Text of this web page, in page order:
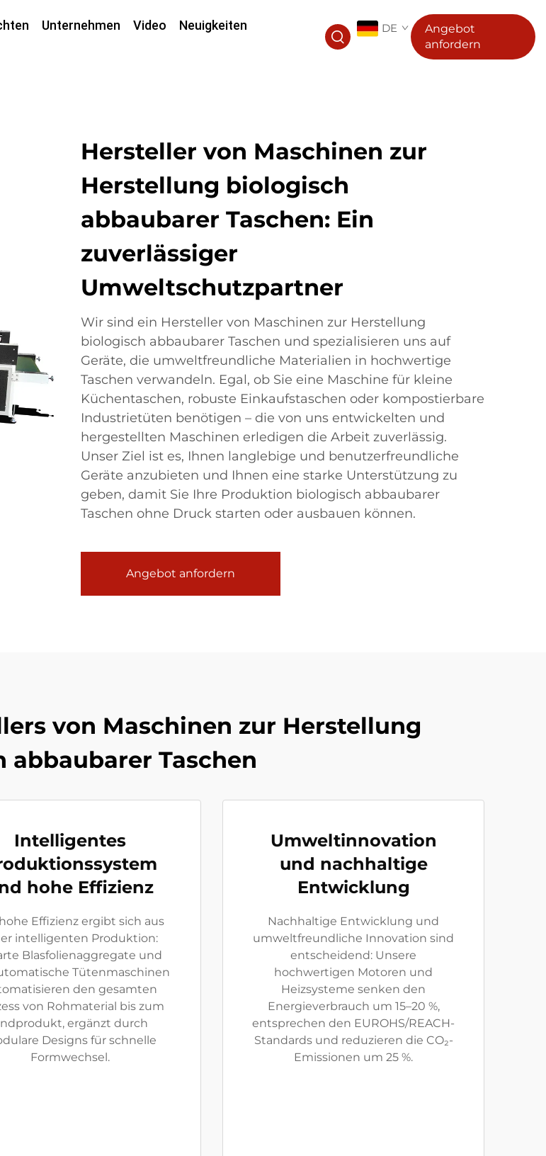
Unternehmen Video
Neuigkeiten
DE
Angebot
anfordern
Hersteller von Maschinen zur
Herstellung biologisch
abbaubarer Taschen: Ein
zuverlässiger
Umweltschutzpartner
Wir sind ein Hersteller von Maschinen zur Herstellung
biologisch abbaubarer Taschen und spezialisieren uns auf
Geräte, die umweltfreundliche Materialien in hochwertige
Taschen verwandeln. Egal, ob Sie eine Maschine für kleine
Küchentaschen, robuste Einkaufstaschen oder kompostierbare
Industrietüten benötigen – die von uns entwickelten und
hergestellten Maschinen erledigen die Arbeit zuverlässig.
Unser Ziel ist es, Ihnen langlebige und benutzerfreundliche
Geräte anzubieten und Ihnen eine starke Unterstützung zu
geben, damit Sie Ihre Produktion biologisch abbaubarer
Taschen ohne Druck starten oder ausbauen können.
Angebot anfordern
von Maschinen zur Herstellung
abbaubarer Taschen
Intelligentes
hohe Effizienz
Effizienz ergibt sich aus
intelligenten Produktion:
Blasfolienaggregate und
Tütenmaschinen
den gesamten
von Rohmaterial bis zum
ergänzt durch
Designs für schnelle
Formwechsel.
Umweltinnovation
und nachhaltige
Entwicklung
Nachhaltige Entwicklung und
umweltfreundliche Innovation sind
entscheidend: Unsere
hochwertigen Motoren und
Heizsysteme senken den
Energieverbrauch um 15–20 %,
entsprechen den EUROHS/REACH-
Standards und reduzieren die CO₂-
Emissionen um 25 %.